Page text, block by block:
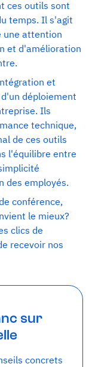
ces outils sont
temps. Il s'agit
une attention
et d'amélioration
et
déploiement
Ils
technique,
de ces outils
l'équilibre entre
des employés.
conférence,
le mieux?
clics de
recevoir nos
sur
concrets